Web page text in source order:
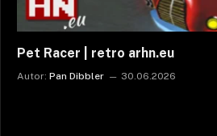
Pet Racer | retro arhn.eu
Autor: Pan Dibbler 30.06.2026